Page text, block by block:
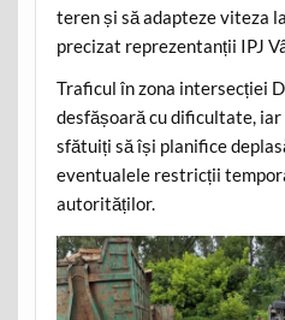
teren și să adapteze viteza
precizat reprezentanții IPJ
Traficul în zona intersecției
desfășoară cu dificultate,
sfătuiți să își planifice
eventualele restricții
autorităților.